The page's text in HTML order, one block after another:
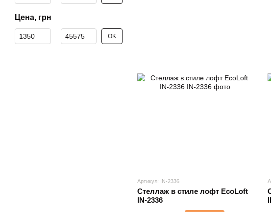
Артикул: IN-2336
Стеллаж в стиле лофт EcoLoft
IN-2336
Цена, грн
От Цена, грн
До Цена, грн OK